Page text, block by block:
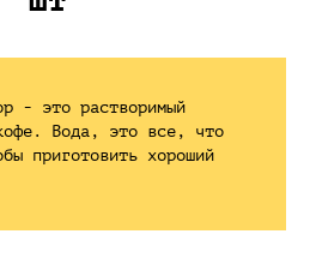
- это растворимый
Вода, это все, что
приготовить хороший